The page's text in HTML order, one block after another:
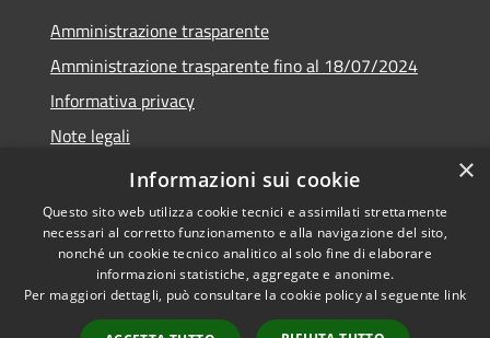
Amministrazione trasparente
Amministrazione trasparente fino al 18/07/2024
Informativa privacy
Note legali
Dichiarazione di accessibilità
Accessibilità
Copyright © 2026 • Comune di
San Pietro al Tanagro •
×
Informazioni sui cookie
Questo sito web utilizza cookie tecnici e assimilati strettamente
necessari al corretto funzionamento e alla navigazione del sito,
nonché un cookie tecnico analitico al solo fine di elaborare
informazioni statistiche, aggregate e anonime.
Per maggiori dettagli, può consultare la cookie policy al seguente link